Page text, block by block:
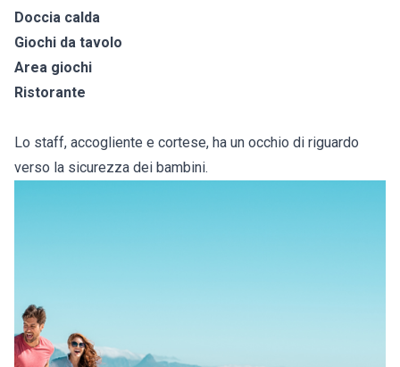
Doccia calda
Giochi da tavolo
Area giochi
Ristorante
Lo staff, accogliente e cortese, ha un occhio di riguardo
verso la sicurezza dei bambini.